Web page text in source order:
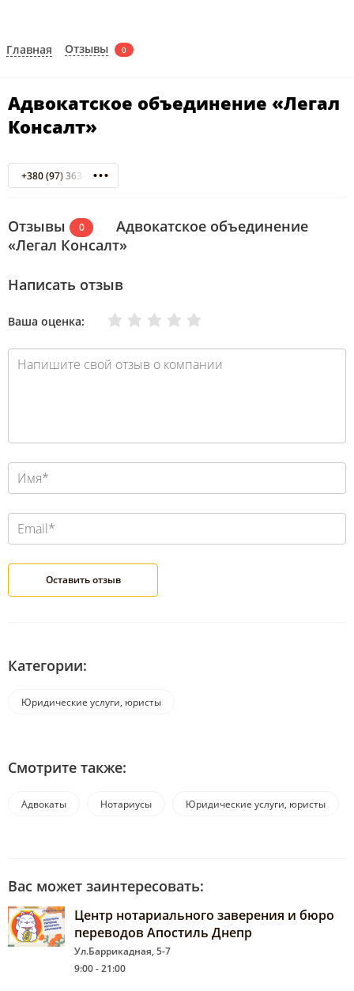
Главная Отзывы 0
Адвокатское объединение «Легал
Консалт»
+380 (97) 363-62-58
Отзывы 0
Адвокатское объединение
«Легал Консалт»
Написать отзыв
Ваша оценка: Отлично
Хорошо
Нормально
Плохо
Очень плохо
Категории:
Юридические услуги, юристы
Смотрите также:
Адвокаты Нотариусы Юридические услуги, юристы
Вас может заинтересовать:
Центр нотариального заверения и бюро
переводов Апостиль Днепр
Ул.Баррикадная, 5-7
9:00 - 21:00